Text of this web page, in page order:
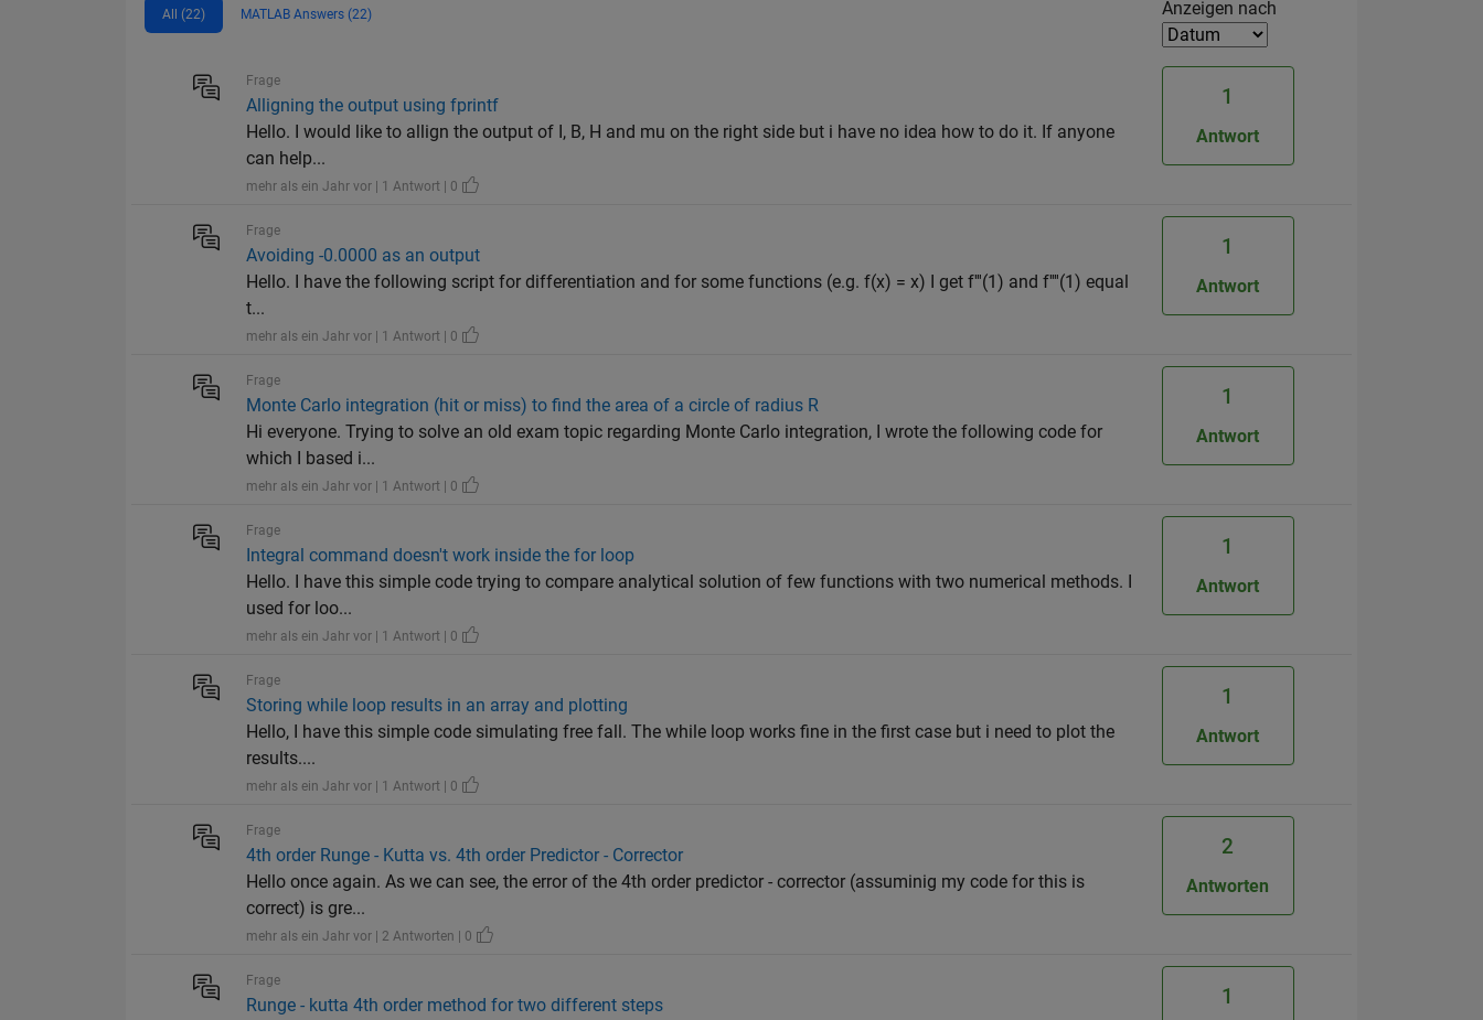
All (22) MATLAB Answers (22) Filter2
Anzeigen nach
Frage
Alligning the output using fprintf
Hello. I would like to allign the output of I, B, H and mu on the right side but i have no idea how to do it. If anyone
can help...
mehr als ein Jahr vor | 1 Antwort | 0
1
Antwort
Frage
Avoiding -0.0000 as an output
Hello. I have the following script for differentiation and for some functions (e.g. f(x) = x) I get f'''(1) and f''''(1) equal
t...
mehr als ein Jahr vor | 1 Antwort | 0
1
Antwort
Frage
Monte Carlo integration (hit or miss) to find the area of a circle of radius R
Hi everyone. Trying to solve an old exam topic regarding Monte Carlo integration, I wrote the following code for
which I based i...
mehr als ein Jahr vor | 1 Antwort | 0
1
Antwort
Frage
Integral command doesn't work inside the for loop
Hello. I have this simple code trying to compare analytical solution of few functions with two numerical methods. I
used for loo...
mehr als ein Jahr vor | 1 Antwort | 0
1
Antwort
Frage
Storing while loop results in an array and plotting
Hello, I have this simple code simulating free fall. The while loop works fine in the first case but i need to plot the
results....
mehr als ein Jahr vor | 1 Antwort | 0
1
Antwort
Frage
4th order Runge - Kutta vs. 4th order Predictor - Corrector
Hello once again. As we can see, the error of the 4th order predictor - corrector (assuminig my code for this is
correct) is gre...
mehr als ein Jahr vor | 2 Antworten | 0
2
Antworten
Frage
Runge - kutta 4th order method for two different steps
1